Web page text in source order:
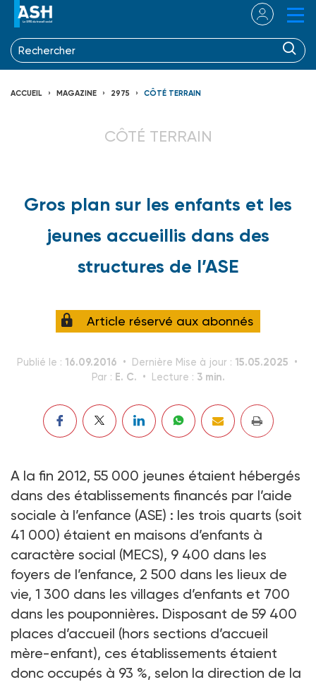
ACCUEIL MAGAZINE 2975 CÔTÉ TERRAIN
CÔTÉ TERRAIN
Gros plan sur les enfants et les
jeunes accueillis dans des
structures de l’ASE
Article réservé aux abonnés
Publié le : 16.09.2016 Dernière Mise à jour : 15.05.2025
Par : E. C. Lecture : 3 min.
A la fin 2012, 55 000 jeunes étaient hébergés
dans des établissements financés par l’aide
sociale à l’enfance (ASE) : les trois quarts (soit
41 000) étaient en maisons d’enfants à
caractère social (MECS), 9 400 dans les
foyers de l’enfance, 2 500 dans les lieux de
vie, 1 300 dans les villages d’enfants et 700
dans les pouponnières. Disposant de 59 400
places d’accueil (hors sections d’accueil
mère-enfant), ces établissements étaient
donc occupés à 93 %, selon la direction de la